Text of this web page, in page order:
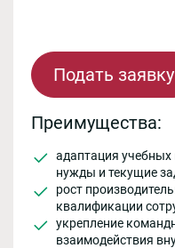
Подать заявку
Преимущества:
адаптация
нужды и текущие
рост
квалификации
укрепление
взаимодействия